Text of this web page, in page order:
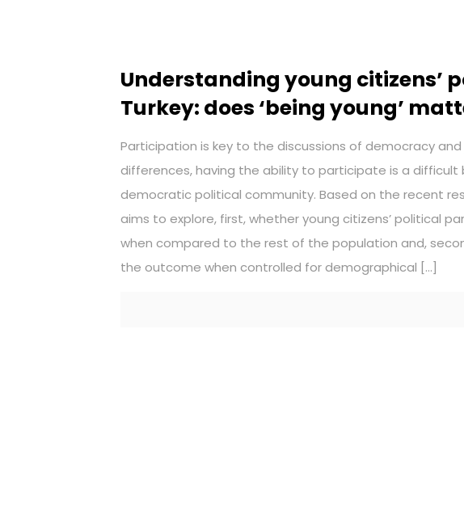
Understanding young citizens’
Turkey: does ‘being young’
Participation is key to the discussions of democracy
differences, having the ability to participate is a
democratic political community. Based on the recent
aims to explore, first, whether young citizens’ political
when compared to the rest of the population and,
the outcome when controlled for demographical […]